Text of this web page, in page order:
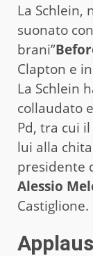
La Schlein,
suonato
brani”
Clapton e
La Schlein
collaudato
Pd, tra cui
lui alla
presidente
Alessio
Castiglione.